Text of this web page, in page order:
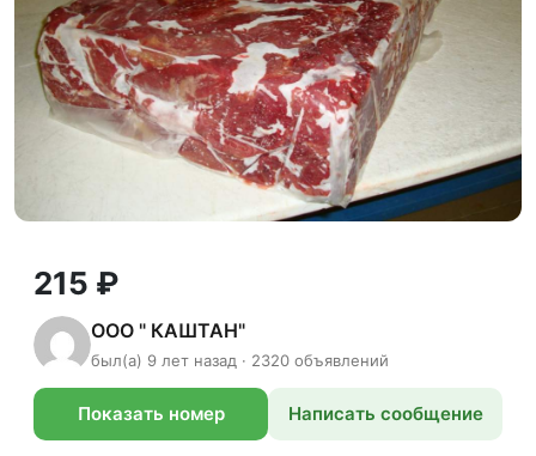
215 ₽
ООО " КАШТАН"
был(а) 9 лет назад · 2320 объявлений
Показать номер Написать сообщение